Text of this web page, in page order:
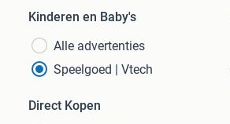
Kinderen en Baby's
Alle advertenties
Speelgoed | Vtech
Direct Kopen